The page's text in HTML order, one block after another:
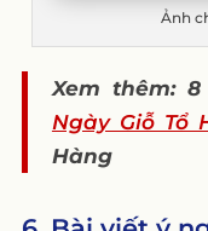
Ảnh
Xem thêm: 8
Ngày Giỗ Tổ
Hàng